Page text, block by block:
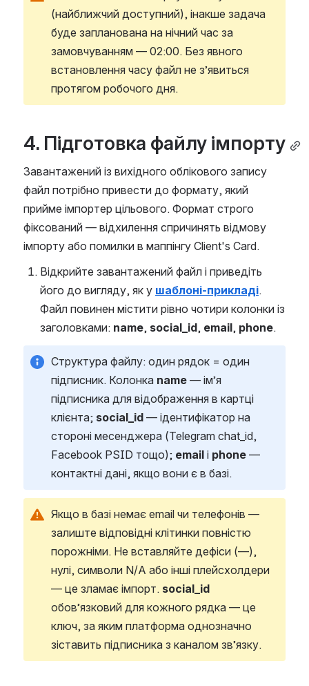
(найближчий доступний), інакше задача
буде запланована на нічний час за
замовчуванням — 02:00. Без явного
встановлення часу файл не з’явиться
протягом робочого дня.
4. Підготовка файлу імпорту
Завантажений із вихідного облікового запису
файл потрібно привести до формату, який
прийме імпортер цільового. Формат строго
фіксований — відхилення спричинять відмову
імпорту або помилки в маппінгу Client's Card.
Відкрийте завантажений файл і приведіть
його до вигляду, як у шаблоні-прикладі.
Файл повинен містити рівно чотири колонки із
заголовками: name, social_id, email, phone.
Структура файлу: один рядок = один
підписник. Колонка name — ім’я
підписника для відображення в картці
клієнта; social_id — ідентифікатор на
стороні месенджера (Telegram chat_id,
Facebook PSID тощо); email і phone —
контактні дані, якщо вони є в базі.
Якщо в базі немає email чи телефонів —
залиште відповідні клітинки повністю
порожніми. Не вставляйте дефіси (—),
нулі, символи N/A або інші плейсхолдери
— це зламає імпорт. social_id
обов’язковий для кожного рядка — це
ключ, за яким платформа однозначно
зіставить підписника з каналом зв’язку.